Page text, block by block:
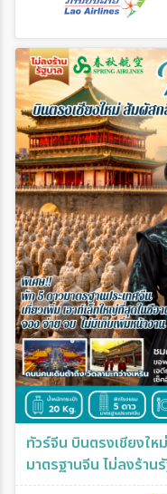
ทัวร์จีน บินตรงเชียงให
มาตรฐานจีน ไม่ลงร้าน